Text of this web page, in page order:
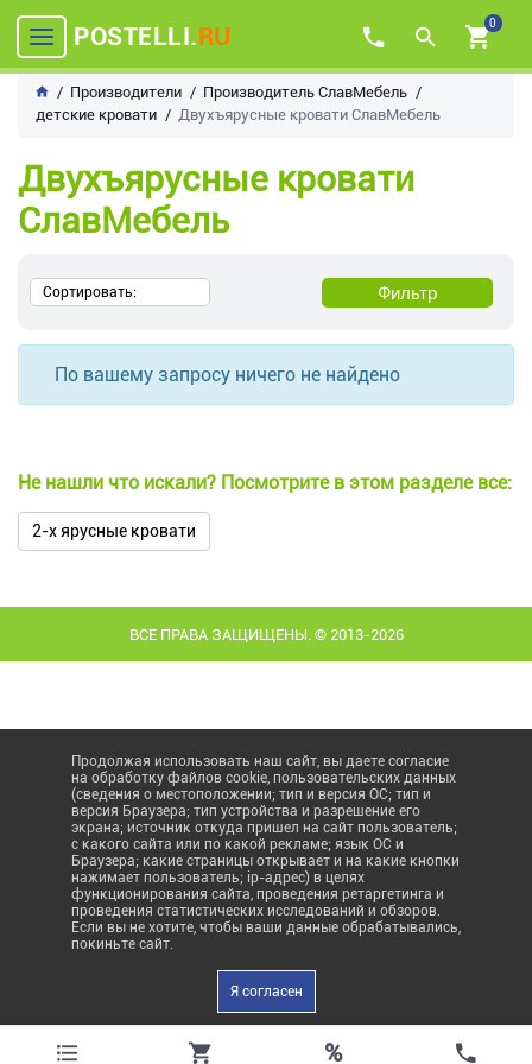
POSTELLI.RU 0
Производители
Производитель СлавМебель
детские кровати
Двухъярусные кровати СлавМебель
Двухъярусные кровати
СлавМебель
Сортировать: Фильтр
По вашему запросу ничего не найдено
Не нашли что искали? Посмотрите в этом разделе все:
2-х ярусные кровати
ВСЕ ПРАВА ЗАЩИЩЕНЫ. © 2013-2026
Продолжая использовать наш сайт, вы даете согласие
на обработку файлов cookie, пользовательских данных
(сведения о местоположении; тип и версия ОС; тип и
версия Браузера; тип устройства и разрешение его
экрана; источник откуда пришел на сайт пользователь;
с какого сайта или по какой рекламе; язык ОС и
Браузера; какие страницы открывает и на какие кнопки
нажимает пользователь; ip-адрес) в целях
функционирования сайта, проведения ретаргетинга и
проведения статистических исследований и обзоров.
Если вы не хотите, чтобы ваши данные обрабатывались,
покиньте сайт.
Я согласен
%